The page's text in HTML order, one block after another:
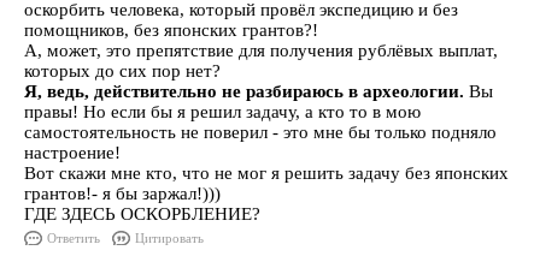
оскорбить человека, который провёл экспедицию и без
помощников, без японских грантов?!
А, может, это препятствие для получения рублёвых выплат,
которых до сих пор нет?
Я, ведь, действительно не разбираюсь в археологии. Вы
правы! Но если бы я решил задачу, а кто то в мою
самостоятельность не поверил - это мне бы только подняло
настроение!
Вот скажи мне кто, что не мог я решить задачу без японских
грантов!- я бы заржал!)))
ГДЕ ЗДЕСЬ ОСКОРБЛЕНИЕ?
Ответить Цитировать